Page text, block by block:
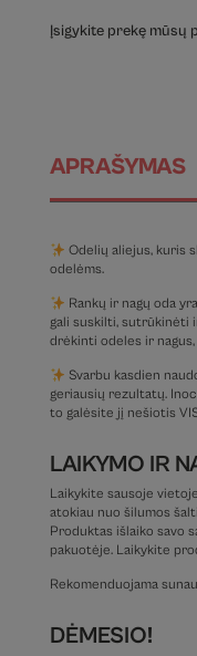
Įsigykite prekę mūsų
APRAŠYMAS
Odelių aliejus, kuris
odelėms.
Rankų ir nagų oda
gali suskilti, sutrūkinėti
drėkinti odeles ir
Svarbu kasdien
geriausių rezultatų.
to galėsite jį nešiotis
LAIKYMO IR
Laikykite sausoje
atokiau nuo šilumos
Produktas išlaiko savo
pakuotėje. Laikykite
Rekomenduojama
DĖMESIO!